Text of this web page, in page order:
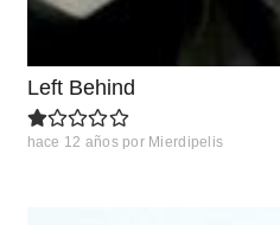
Left Behind
hace 12 años por Mierdipelis